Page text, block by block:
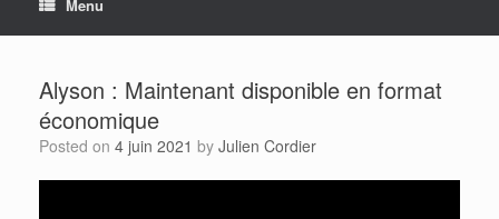
Menu
Alyson : Maintenant disponible en format
économique
Posted on 4 juin 2021 by Julien Cordier